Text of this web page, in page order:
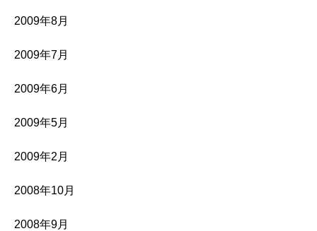
2009年8月
2009年7月
2009年6月
2009年5月
2009年2月
2008年10月
2008年9月